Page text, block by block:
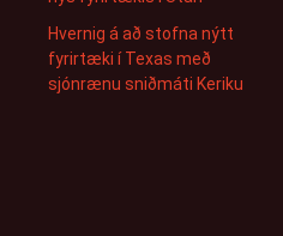
Hvernig á að stofna nýtt
fyrirtæki í Texas með
sjónrænu sniðmáti Keriku